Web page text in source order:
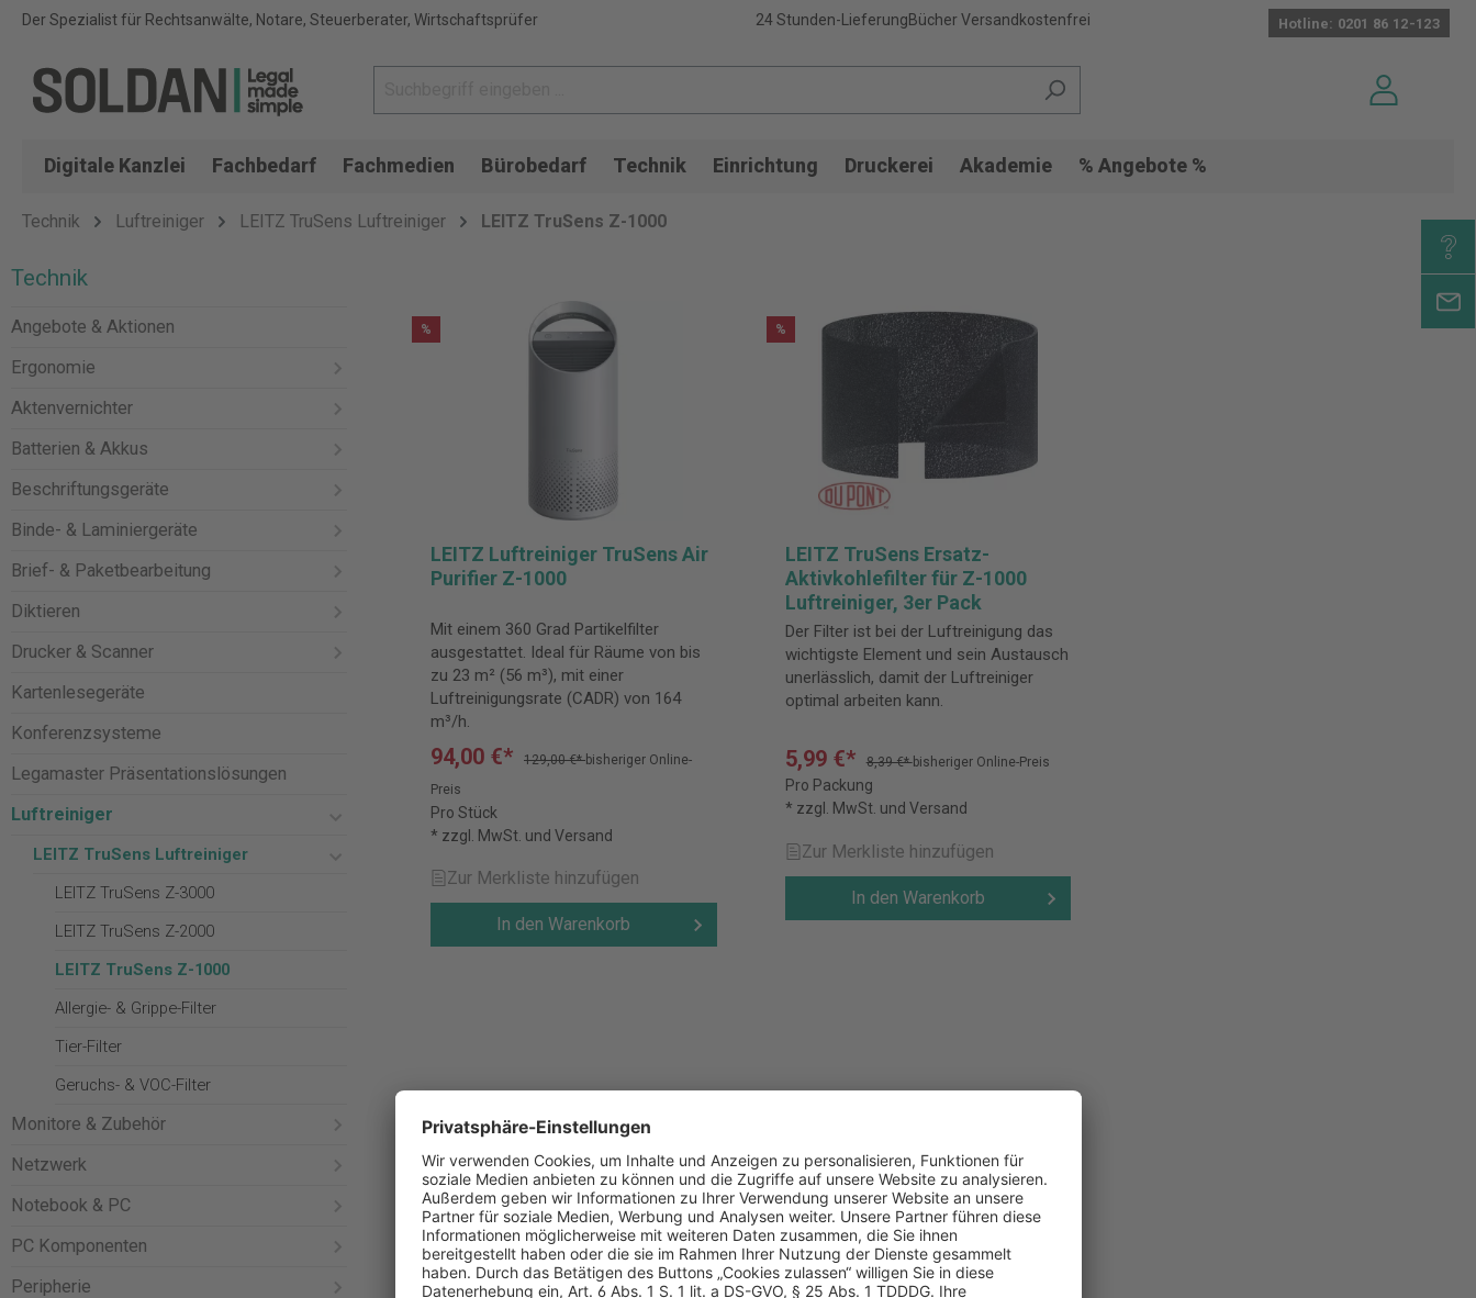
Der Spezialist für Rechtsanwälte, Notare, Steuerberater, Wirtschaftsprüfer 24 Stunden-LieferungBücher Versandkostenfrei Hotline: 0201 86 12-123
Digitale Kanzlei Fachbedarf Fachmedien Bürobedarf Technik Einrichtung Druckerei Akademie % Angebote %
Technik Luftreiniger LEITZ TruSens Luftreiniger LEITZ TruSens Z-1000
Technik
Angebote & Aktionen
Ergonomie
Aktenvernichter
Batterien & Akkus
Beschriftungsgeräte
Binde- & Laminiergeräte
Brief- & Paketbearbeitung
Diktieren
Drucker & Scanner
Kartenlesegeräte
Konferenzsysteme
Legamaster Präsentationslösungen
Luftreiniger
LEITZ TruSens Luftreiniger
LEITZ TruSens Z-3000
LEITZ TruSens Z-2000
LEITZ TruSens Z-1000
Allergie- & Grippe-Filter
Tier-Filter
Geruchs- & VOC-Filter
Monitore & Zubehör
Netzwerk
Notebook & PC
PC Komponenten
Peripherie
%
LEITZ Luftreiniger TruSens Air
Purifier Z-1000
Mit einem 360 Grad Partikelfilter
ausgestattet. Ideal für Räume von bis
zu 23 m² (56 m³), mit einer
Luftreinigungsrate (CADR) von 164
m³/h.
94,00 €* 129,00 €*bisheriger Online-
Preis
Pro Stück
* zzgl. MwSt. und Versand
Zur Merkliste hinzufügen
In den Warenkorb
%
LEITZ TruSens Ersatz-
Aktivkohlefilter für Z-1000
Luftreiniger, 3er Pack
Der Filter ist bei der Luftreinigung das
wichtigste Element und sein Austausch
unerlässlich, damit der Luftreiniger
optimal arbeiten kann.
5,99 €* 8,39 €*bisheriger Online-Preis
Pro Packung
* zzgl. MwSt. und Versand
Zur Merkliste hinzufügen
In den Warenkorb